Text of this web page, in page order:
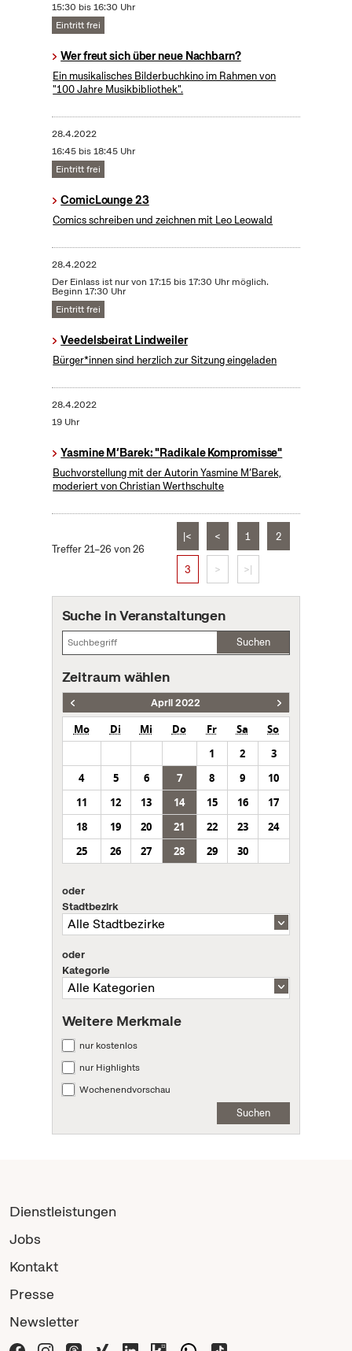
15:30 bis 16:30 Uhr
Eintritt frei
Wer freut sich über neue Nachbarn?
Ein musikalisches Bilderbuchkino im Rahmen von
"100 Jahre Musikbibliothek".
28.4.2022
16:45 bis 18:45 Uhr
Eintritt frei
ComicLounge 23
Comics schreiben und zeichnen mit Leo Leowald
28.4.2022
Der Einlass ist nur von 17:15 bis 17:30 Uhr möglich.
Beginn 17:30 Uhr
Eintritt frei
Veedelsbeirat Lindweiler
Bürger*innen sind herzlich zur Sitzung eingeladen
28.4.2022
19 Uhr
Yasmine M‘Barek: "Radikale Kompromisse"
Buchvorstellung mit der Autorin Yasmine M‘Barek,
moderiert von Christian Werthschulte
Treffer 21–26 von 26
|< < 1 2
3 > >|
Suche in Veranstaltungen
Suchen
Zeitraum wählen
April 2022
Mo Di Mi Do Fr Sa
So
1
2
3
4
5 6 7 8 9
10
11
12 13 14 15 16
17
18
19 20 21 22 23
24
25
26 27 28 29 30
oder
Stadtbezirk
oder
Kategorie
Weitere Merkmale
nur kostenlos
nur Highlights
Wochenendvorschau
Suchen
Dienstleistungen
Jobs
Kontakt
Presse
Newsletter